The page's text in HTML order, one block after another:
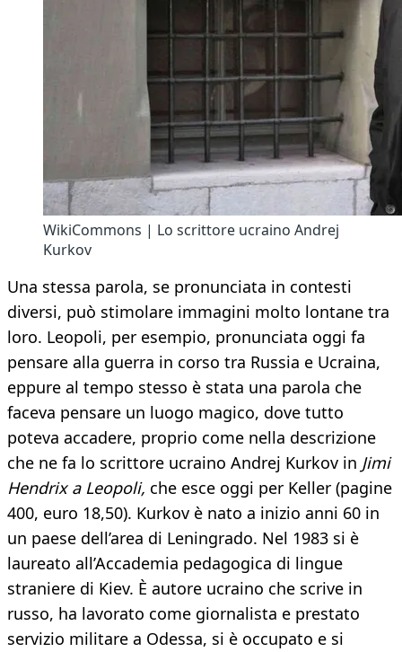
WikiCommons | Lo scrittore ucraino Andrej
Kurkov
Una stessa parola, se pronunciata in contesti
diversi, può stimolare immagini molto lontane tra
loro. Leopoli, per esempio, pronunciata oggi fa
pensare alla guerra in corso tra Russia e Ucraina,
eppure al tempo stesso è stata una parola che
faceva pensare un luogo magico, dove tutto
poteva accadere, proprio come nella descrizione
che ne fa lo scrittore ucraino Andrej Kurkov in Jimi
Hendrix a Leopoli, che esce oggi per Keller (pagine
400, euro 18,50). Kurkov è nato a inizio anni 60 in
un paese dell’area di Leningrado. Nel 1983 si è
laureato all’Accademia pedagogica di lingue
straniere di Kiev. È autore ucraino che scrive in
russo, ha lavorato come giornalista e prestato
servizio militare a Odessa, si è occupato e si